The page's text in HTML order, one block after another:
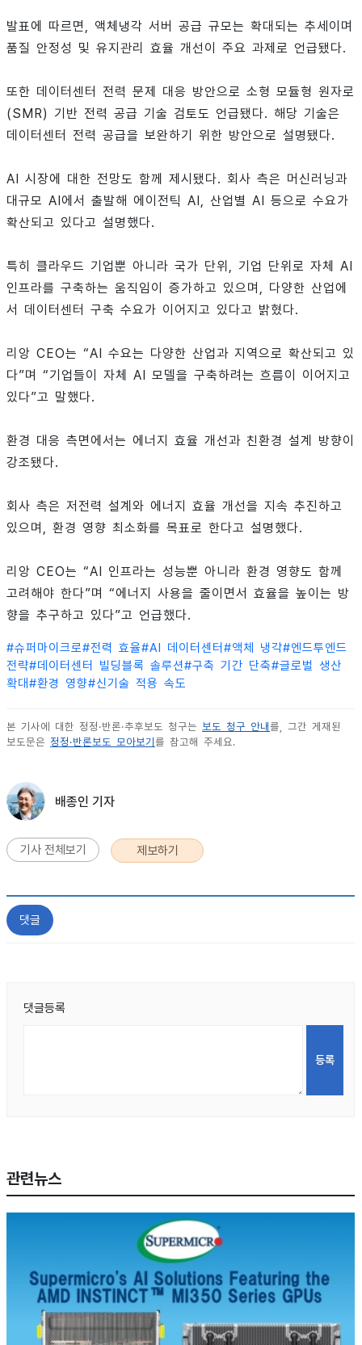
발표에 따르면, 액체냉각 서버 공급 규모는 확대되는 추세이며
품질 안정성 및 유지관리 효율 개선이 주요 과제로 언급됐다.
또한 데이터센터 전력 문제 대응 방안으로 소형 모듈형 원자로
(SMR) 기반 전력 공급 기술 검토도 언급됐다. 해당 기술은
데이터센터 전력 공급을 보완하기 위한 방안으로 설명됐다.
AI 시장에 대한 전망도 함께 제시됐다. 회사 측은 머신러닝과
대규모 AI에서 출발해 에이전틱 AI, 산업별 AI 등으로 수요가
확산되고 있다고 설명했다.
특히 클라우드 기업뿐 아니라 국가 단위, 기업 단위로 자체 AI
인프라를 구축하는 움직임이 증가하고 있으며, 다양한 산업에
서 데이터센터 구축 수요가 이어지고 있다고 밝혔다.
리앙 CEO는 “AI 수요는 다양한 산업과 지역으로 확산되고 있
다”며 “기업들이 자체 AI 모델을 구축하려는 흐름이 이어지고
있다”고 말했다.
환경 대응 측면에서는 에너지 효율 개선과 친환경 설계 방향이
강조됐다.
회사 측은 저전력 설계와 에너지 효율 개선을 지속 추진하고
있으며, 환경 영향 최소화를 목표로 한다고 설명했다.
리앙 CEO는 “AI 인프라는 성능뿐 아니라 환경 영향도 함께
고려해야 한다”며 “에너지 사용을 줄이면서 효율을 높이는 방
향을 추구하고 있다”고 언급했다.
#슈퍼마이크로#전력 효율#AI 데이터센터 #액체 냉각#엔드투엔드
전략#데이터센터 빌딩블록 솔루션#구축 기간 단축#글로벌 생산
확대#환경 영향#신기술 적용 속도
본 기사에 대한 정정·반론·추후보도 청구는 보도 청구 안내 를, 그간 게재된
보도문은 정정·반론보도 모아보기 를 참고해 주세요.
배종인 기자
기사 전체보기 제보하기
댓글
댓글등록
관련뉴스